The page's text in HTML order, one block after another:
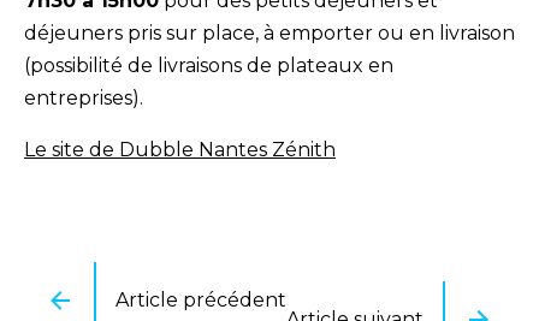
déjeuners pris sur place, à emporter ou en livraison
(possibilité de livraisons de plateaux en
entreprises).
Le site de Dubble Nantes Zénith
Article précédent